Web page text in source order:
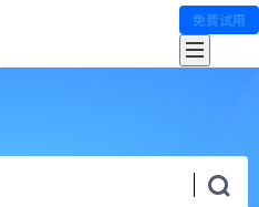
免费试用